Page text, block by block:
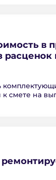
в
расценок
к смете на